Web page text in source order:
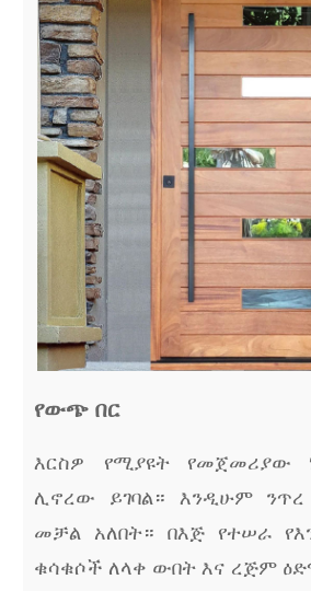
የውጭ በር
እርስዎ የሚያዩት የመጀመሪያው
ሊኖረው ይገባል። እንዲሁም
መቻል አለበት። በእጅ የተሠራ
ቁሳቁሶች ለላቀ ውበት እና ረጅም